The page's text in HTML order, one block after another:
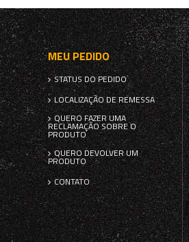
MEU PEDIDO
STATUS DO PEDIDO
LOCALIZAÇÃO DE REMESSA
QUERO FAZER UMA
RECLAMAÇÃO SOBRE O
PRODUTO
QUERO DEVOLVER UM
PRODUTO
CONTATO